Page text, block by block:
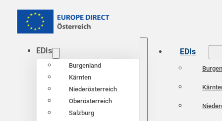
EDIs
Burgenland
Kärnten
Niederösterreich
Oberösterreich
Salzburg
EDIs